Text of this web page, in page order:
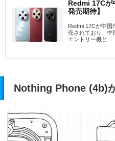
Redmi 17Cが
発売期待】
Redmi 17Cが中国
売されており、中
エントリー機と...
Nothing Phone (4b)